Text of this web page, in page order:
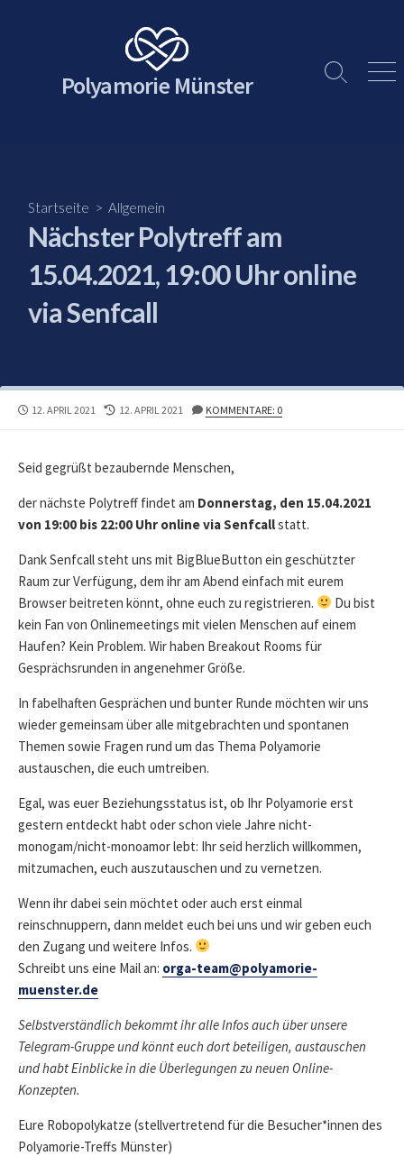
Polyamorie Münster
Search
Startseite > Allgemein
Nächster Polytreff am
15.04.2021, 19:00 Uhr online
via Senfcall
PUBLISHED
12. APRIL 2021
LAST
12. APRIL 2021 KOMMENTARE: 0
Seid gegrüßt bezaubernde Menschen,
der nächste Polytreff findet am Donnerstag, den 15.04.2021
von 19:00 bis 22:00 Uhr online via Senfcallstatt.
Dank Senfcall steht uns mit BigBlueButton ein geschützter
Raum zur Verfügung, dem ihr am Abend einfach mit eurem
Browser beitreten könnt, ohne euch zu registrieren.
Du bist
kein Fan von Onlinemeetings mit vielen Menschen auf einem
Haufen? Kein Problem. Wir haben Breakout Rooms für
Gesprächsrunden in angenehmer Größe.
In fabelhaften Gesprächen und bunter Runde möchten wir uns
wieder gemeinsam über alle mitgebrachten und spontanen
Themen sowie Fragen rund um das Thema Polyamorie
austauschen, die euch umtreiben.
Egal, was euer Beziehungsstatus ist, ob Ihr Polyamorie erst
gestern entdeckt habt oder schon viele Jahre nicht-
monogam/nicht-monoamor lebt: Ihr seid herzlich willkommen,
mitzumachen, euch auszutauschen und zu vernetzen.
Wenn ihr dabei sein möchtet oder auch erst einmal
reinschnuppern, dann meldet euch bei uns und wir geben euch
den Zugang und weitere Infos.
Schreibt uns eine Mail an: orga-team@polyamorie-
muenster.de
Selbstverständlich bekommt ihr alle Infos auch über unsere
Telegram-Gruppe und könnt euch dort beteiligen, austauschen
und habt Einblicke in die Überlegungen zu neuen Online-
Konzepten.
Eure Robopolykatze (stellvertretend für die Besucher*innen des
Polyamorie-Treffs Münster)